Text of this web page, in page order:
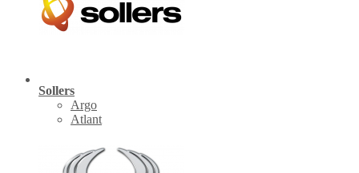
Sollers
Argo
Atlant